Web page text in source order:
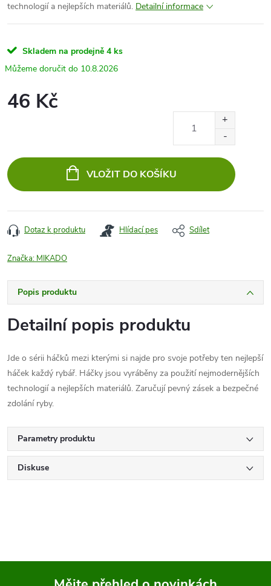
technologií a nejlepších materiálů. Detailní informace
Skladem na prodejně 4 ks
10.8.2026
46 Kč
VLOŽIT DO KOŠÍKU
Dotaz k produktu Hlídací pes Sdílet
Značka: MIKADO
Popis produktu
Detailní popis produktu
Jde o sérii háčků mezi kterými si najde pro svoje potřeby ten nejlepší
háček každý rybář. Háčky jsou vyráběny za použití nejmodernějších
technologií a nejlepších materiálů. Zaručují pevný zásek a bezpečné
zdolání ryby.
Parametry produktu
Diskuse